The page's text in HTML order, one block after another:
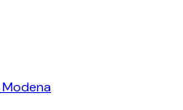
Modena